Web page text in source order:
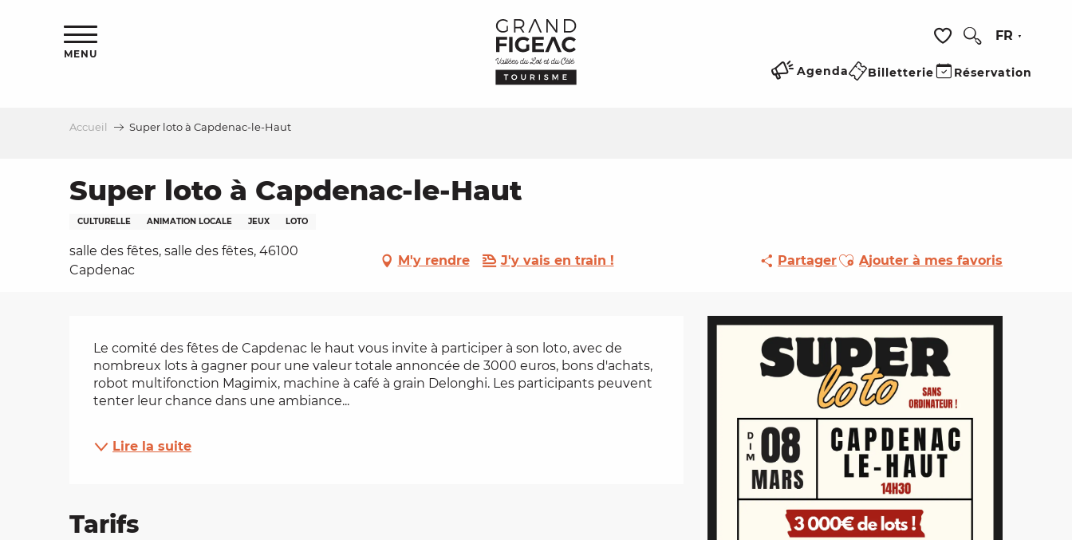
Voir les favoris
FR
MENU
Agenda Billetterie Réservation
Accueil Super loto à Capdenac-le-Haut
Super loto à Capdenac-le-Haut
CULTURELLE ANIMATION LOCALE JEUX LOTO
salle des fêtes, salle des fêtes, 46100
Capdenac
M'y rendre J'y vais en train ! PartagerAjouter aux favoris
Ajouter à mes favoris
Description
Le comité des fêtes de Capdenac le haut vous invite à participer à son loto, avec de
nombreux lots à gagner pour une valeur totale annoncée de 3000 euros, bons d'achats,
robot multifonction Magimix, machine à café à grain Delonghi. Les participants peuvent
tenter leur chance dans une ambiance...
Lire la suite
Tarifs